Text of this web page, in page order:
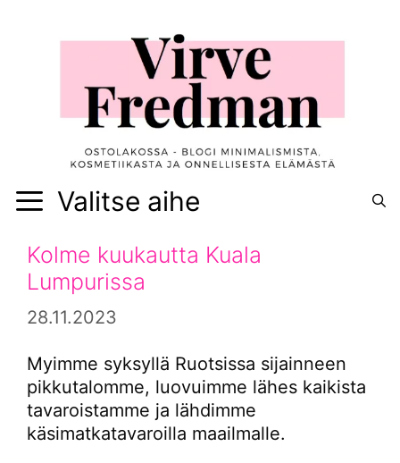
Valitse aihe
Kolme kuukautta Kuala
Lumpurissa
28.11.2023
Myimme syksyllä Ruotsissa sijainneen
pikkutalomme, luovuimme lähes kaikista
tavaroistamme ja lähdimme
käsimatkatavaroilla maailmalle.